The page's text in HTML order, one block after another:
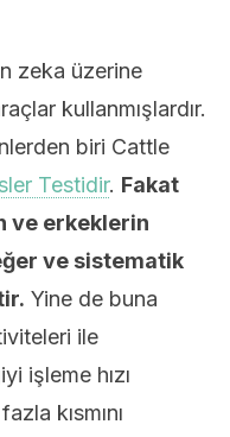
zeka üzerine
kullanmışlardır.
biri Cattle
Testidir. Fakat
ve erkeklerin
ve sistematik
Yine de buna
ile
işleme hızı
kısmını